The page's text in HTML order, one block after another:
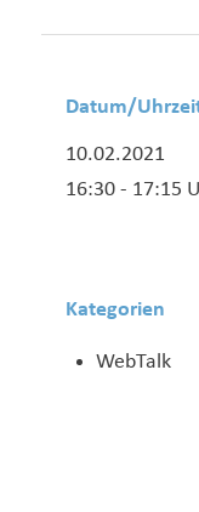
Datum/
10.02.2021
16:30 - 17:15
Kategorien
WebTalk